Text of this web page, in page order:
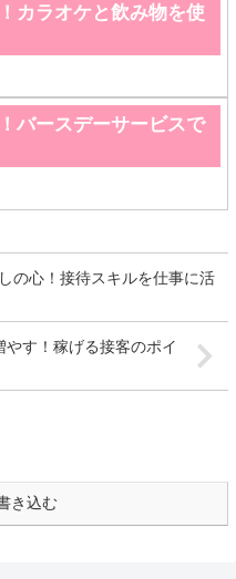
カラオケと飲み物を使
バースデーサービスで
の心！接待スキルを仕事に活
やす！稼げる接客のポイ
き込む